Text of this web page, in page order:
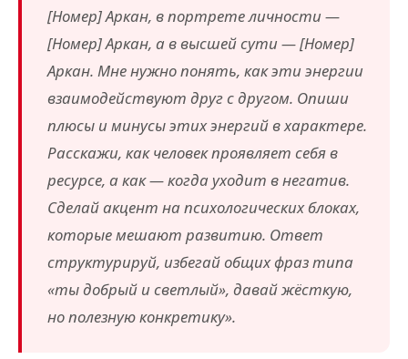
[Номер] Аркан, в портрете личности —
[Номер] Аркан, а в высшей сути — [Номер]
Аркан. Мне нужно понять, как эти энергии
взаимодействуют друг с другом. Опиши
плюсы и минусы этих энергий в характере.
Расскажи, как человек проявляет себя в
ресурсе, а как — когда уходит в негатив.
Сделай акцент на психологических блоках,
которые мешают развитию. Ответ
структурируй, избегай общих фраз типа
«ты добрый и светлый», давай жёсткую,
но полезную конкретику».